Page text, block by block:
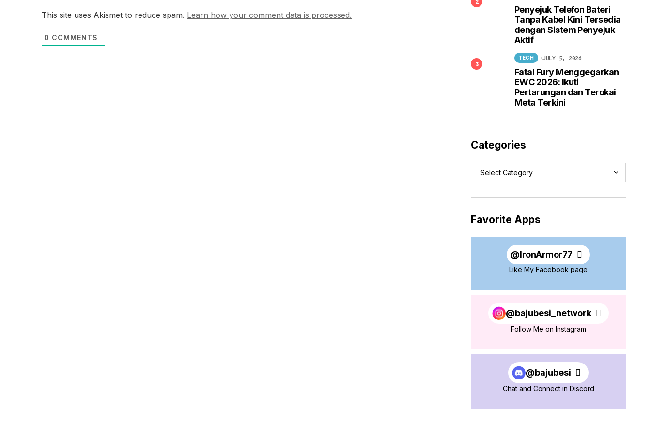
This site uses Akismet to reduce spam. Learn how your comment data is processed.
0 COMMENTS
Penyejuk Telefon Bateri
Tanpa Kabel Kini Tersedia
dengan Sistem Penyejuk
Aktif
Fatal Fury Menggegarkan
EWC 2026: Ikuti
Pertarungan dan Terokai
Meta Terkini
TECH JULY 5, 2026
Categories
Favorite Apps
@IronArmor77
Like My Facebook page
@bajubesi_network
Follow Me on Instagram
@bajubesi
Chat and Connect in Discord